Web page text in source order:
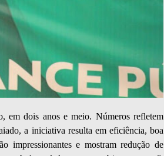
em dois anos e meio. Números refletem
a iniciativa resulta em eficiência, boa
impressionantes e mostram redução de